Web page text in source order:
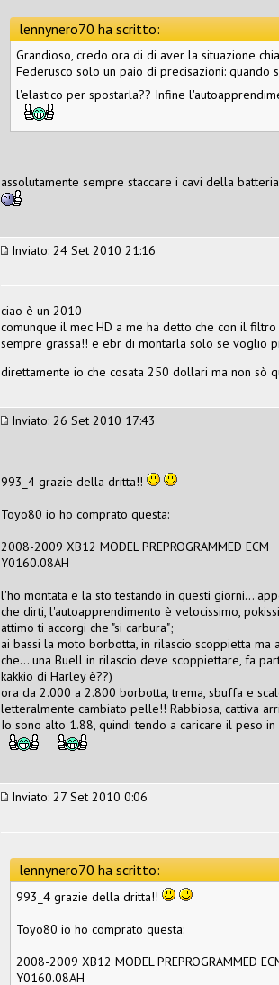
lennynero70 ha scritto:
Grandioso, credo ora di di aver la situazione
Federusco solo un paio di precisazioni:
l'elastico per spostarla?? Infine
assolutamente sempre staccare i cavi della
Inviato: 24 Set 2010 21:16
ciao è un 2010
comunque il mec HD a me ha detto che con il
sempre grassa!! e ebr di montarla solo se voglio
direttamente io che cosata 250 dollari ma non sò
Inviato: 26 Set 2010 17:43
993_4 grazie della dritta!!
Toyo80 io ho comprato questa:
2008-2009 XB12 MODEL PREPROGRAMMED ECM
Y0160.08AH
l'ho montata e la sto testando in questi giorni...
che dirti, l'autoapprendimento è velocissimo,
attimo ti accorgi che "si carbura";
ai bassi la moto borbotta, in rilascio scoppietta
che... una Buell in rilascio deve scoppiettare, fa
kakkio di Harley è??)
ora da 2.000 a 2.800 borbotta, trema, sbuffa e
letteralmente cambiato pelle!! Rabbiosa, cattiva
Io sono alto 1.88, quindi tendo a caricare il peso
Inviato: 27 Set 2010 0:06
lennynero70 ha scritto:
993_4 grazie della dritta!!
Toyo80 io ho comprato questa:
2008-2009 XB12 MODEL PREPROGRAMMED
Y0160.08AH